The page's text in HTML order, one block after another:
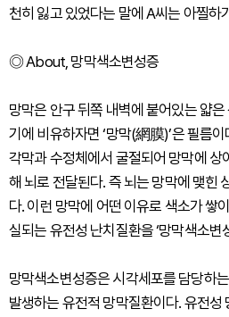
천히 잃고 있었다는 말에 A씨는 아찔하
◎ About, 망막색소변성증
망막은 안구 뒤쪽 내벽에 붙어있는 얇
기에 비유하자면 ‘망막(網膜)’은 필름
각막과 수정체에서 굴절되어 망막에 상
해 뇌로 전달된다. 즉 뇌는 망막에 맺힌
다. 이런 망막에 어떤 이유로 색소가 쌓
실되는 유전성 난치질환을 ‘망막색소변
망막색소변성증은 시각세포를 담당하
발생하는 유전적 망막질환이다. 유전성